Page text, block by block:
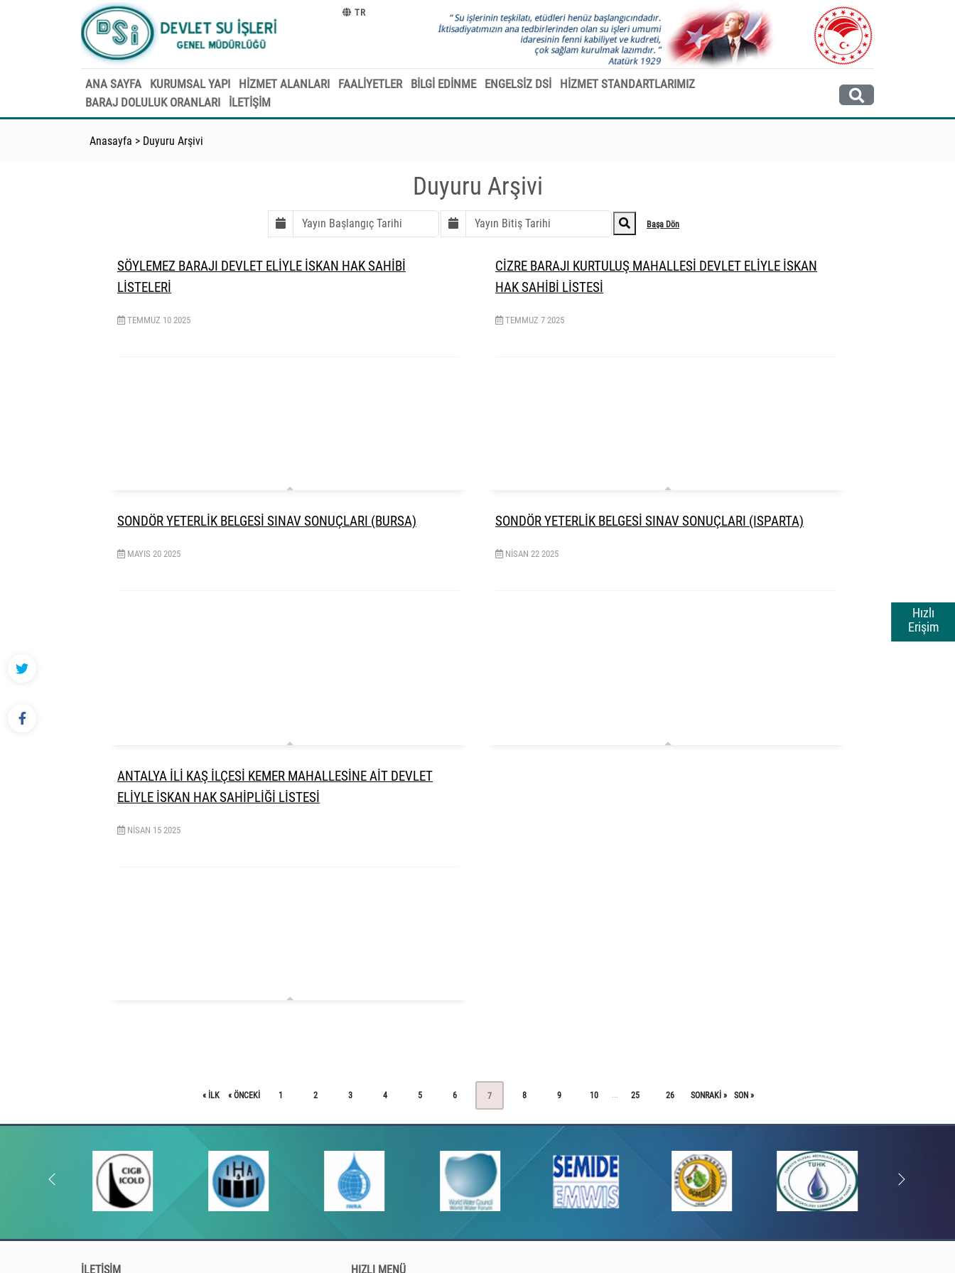
Hızlı
Erişim
TR
ANA SAYFA KURUMSAL YAPI HİZMET ALANLARI FAALİYETLER BİLGİ EDİNME ENGELSİZ DSİ
HİZMET STANDARTLARIMIZ
BARAJ DOLULUK ORANLARI
İLETİŞİM
Anasayfa > Duyuru Arşivi
Duyuru Arşivi
Başa Dön
SÖYLEMEZ BARAJI DEVLET ELİYLE İSKAN HAK SAHİBİ
LİSTELERİ
TEMMUZ 10 2025
CİZRE BARAJI KURTULUŞ MAHALLESİ DEVLET ELİYLE İSKAN
HAK SAHİBİ LİSTESİ
TEMMUZ 7 2025
SONDÖR YETERLİK BELGESİ SINAV SONUÇLARI (BURSA)
MAYIS 20 2025
SONDÖR YETERLİK BELGESİ SINAV SONUÇLARI (ISPARTA)
NISAN 22 2025
ANTALYA İLİ KAŞ İLÇESİ KEMER MAHALLESİNE AİT DEVLET
ELİYLE İSKAN HAK SAHİPLİĞİ LİSTESİ
NISAN 15 2025
« ILK « ÖNCEKI 1 2 3 4 5 6 7 8 9 10 25 26 SONRAKI » SON »
İLETİŞİM HIZLI MENÜ